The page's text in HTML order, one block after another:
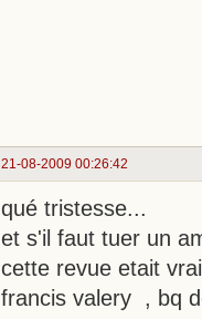
21-08-2009 00:26:42
qué tristesse...
et s'il faut tuer un
cette revue etait
francis valery , bq